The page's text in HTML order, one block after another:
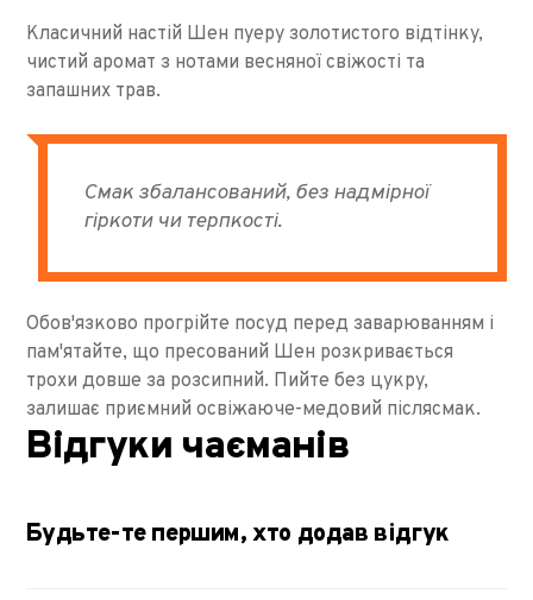
Класичний настій Шен пуеру золотистого відтінку,
чистий аромат з нотами весняної свіжості та
запашних трав.
Смак збалансований, без надмірної
гіркоти чи терпкості.
Обов'язково прогрійте посуд перед заварюванням і
пам'ятайте, що пресований Шен розкривається
трохи довше за розсипний. Пийте без цукру,
залишає приємний освіжаюче-медовий післясмак.
Відгуки чаєманів
Будьте-те першим, хто додав відгук